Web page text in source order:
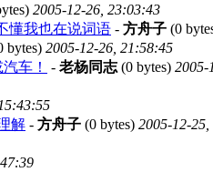
2005-12-26, 23:03:43
懂我也在说词语 - 方舟子 (0
bytes) 2005-12-26, 21:58:45
车！
- 老杨同志 (0 bytes) 2005-
解 - 方舟子 (0 bytes) 2005-12-